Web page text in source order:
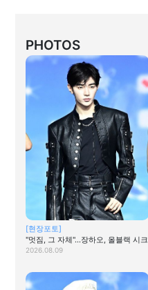
PHOTOS
[현장포토]
"멋짐, 그 자체"…장하오, 올블랙 시크
2026.08.09